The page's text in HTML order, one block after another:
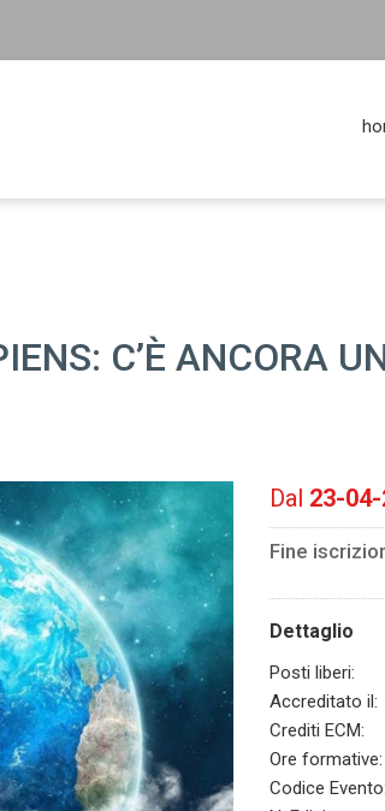
C’È ANCORA
Dal 23-
Fine
Dettaglio
Posti liberi:
Accreditato il:
Crediti ECM:
Ore formative:
Codice Evento: